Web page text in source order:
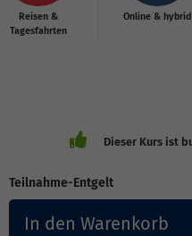
Reisen &
Tagesfahrten
Online & hybrid
Teilnahme-Entgelt
In den Warenkorb